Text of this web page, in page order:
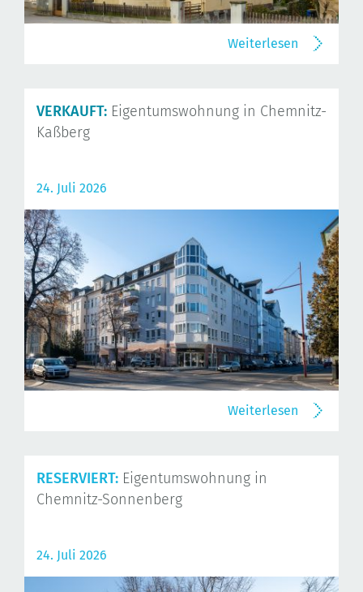
Weiterlesen
VERKAUFT: Eigentumswohnung in Chemnitz-
Kaßberg
24. Juli 2026
Weiterlesen
RESERVIERT: Eigentumswohnung in
Chemnitz-Sonnenberg
24. Juli 2026